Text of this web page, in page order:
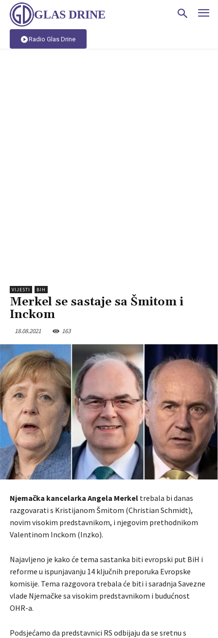
GLAS DRINE
Radio Glas Drine
VIJESTI BIH
Merkel se sastaje sa Šmitom i
Inckom
18.08.2021 163
Njemačka kancelarka Angela Merkel trebala bi danas
razgovarati s Kristijanom Šmitom (Christian Schmidt),
novim visokim predstavnikom, i njegovim prethodnikom
Valentinom Inckom (Inzko).
Najavljeno je kako će tema sastanka biti evropski put BiH i
reforme u ispunjavanju 14 ključnih preporuka Evropske
komisije. Tema razgovora trebala će biti i saradnja Savezne
vlade Njemačke sa visokim predstavnikom i budućnost
OHR-a.
Podsjećamo da predstavnici RS odbijaju da se sretnu s